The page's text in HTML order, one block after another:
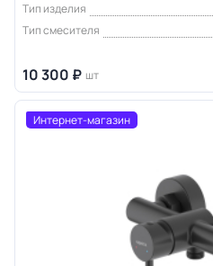
Тип изделия
Тип смесителя
10 300 ₽ шт
Интернет-магазин